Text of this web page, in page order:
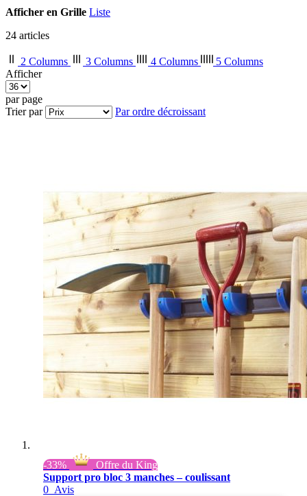
Afficher en Grille Liste
24 articles
2 Columns 3 Columns 4 Columns
5 Columns
Afficher
par page
Trier par
Par ordre décroissant
-33%
Offre du King
Support pro bloc 3 manches – coulissant
0 Avis